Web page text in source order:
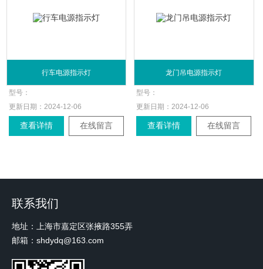
行车电源指示灯
型号：
更新日期：2024-12-06
查看详情 在线留言
龙门吊电源指示灯
型号：
更新日期：2024-12-06
查看详情 在线留言
联系我们
地址：上海市嘉定区张掖路355弄
邮箱：shdydq@163.com